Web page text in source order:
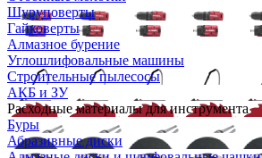
Шуруповерты
Гайковерты
Алмазное бурение
Углошлифовальные машины
Строительные пылесосы
АКБ и ЗУ
Расходные материалы для инструмента
Буры
Абразивные диски